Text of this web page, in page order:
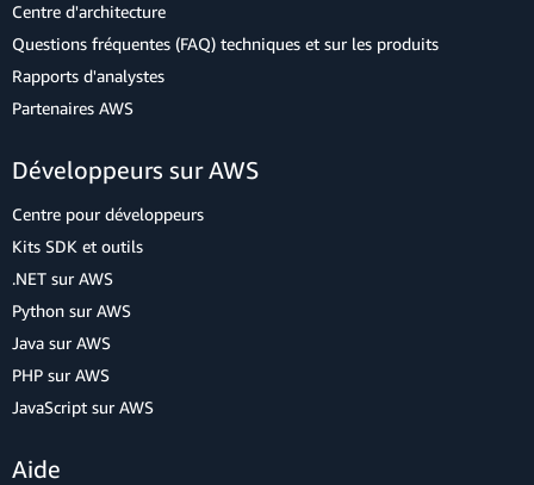
Centre d'architecture
Questions fréquentes (FAQ) techniques et sur les produits
Rapports d'analystes
Partenaires AWS
Développeurs sur AWS
Centre pour développeurs
Kits SDK et outils
.NET sur AWS
Python sur AWS
Java sur AWS
PHP sur AWS
JavaScript sur AWS
Aide